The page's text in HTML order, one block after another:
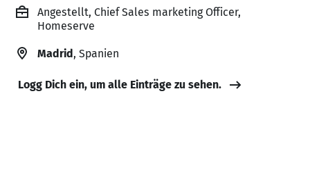
Angestellt, Chief Sales marketing Officer,
Homeserve
Madrid, Spanien
Logg Dich ein, um alle Einträge zu sehen.